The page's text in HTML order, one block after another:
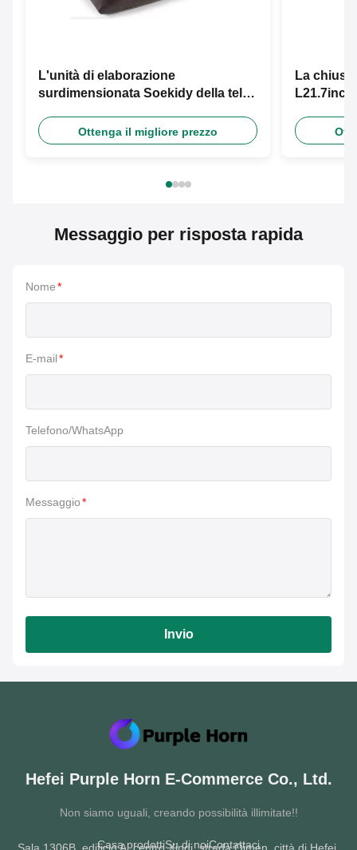
L'unità di elaborazione
surdimensionata Soekidy della tela
Ottenga il migliore prezzo
La
Messaggio per risposta rapida
Nome*
E-mail*
Telefono/WhatsApp
Messaggio*
Invio
Hefei Purple Horn E-Commerce Co., Ltd.
Non siamo uguali, creando possibilità illimitate!!
Casa.prodottiSu di noiContattaci